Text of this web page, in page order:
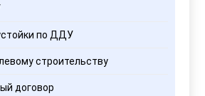
по ДДУ
строительству
договор